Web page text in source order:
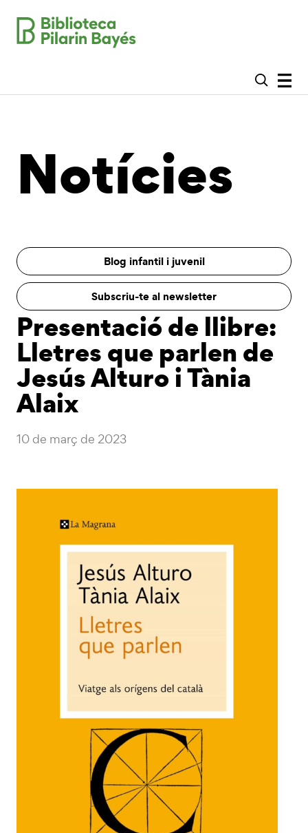
Notícies
Blog infantil i juvenil
Subscriu-te al newsletter
Presentació de llibre:
Lletres que parlen de
Jesús Alturo i Tània
Alaix
10 de març de 2023